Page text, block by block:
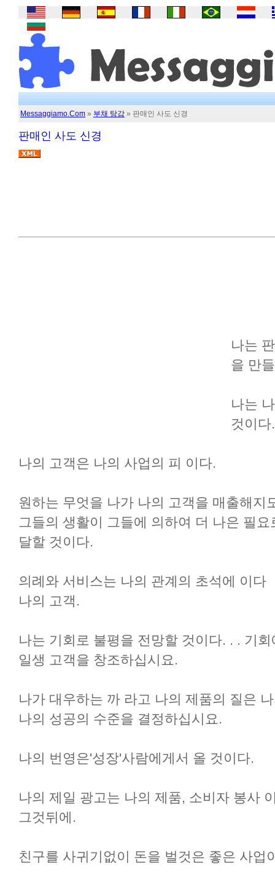
Messaggiamo.Com » 부채 탕감 » 판매인 사도 신경
판매인 사도 신경
나는
을 만
나는
것이
나의 고객은 나의 사업의 피 이다.
원하는 무엇을 나가 나의 고객을 매출해지
그들의 생활이 그들에 의하여 더 나은 필
달할 것이다.
의례와 서비스는 나의 관계의 초석에 이다
나의 고객.
나는 기회로 불평을 전망할 것이다. . . 기회
일생 고객을 창조하십시요.
나가 대우하는 까 라고 나의 제품의 질은
나의 성공의 수준을 결정하십시요.
나의 번영은'성장'사람에게서 올 것이다.
나의 제일 광고는 나의 제품, 소비자 봉사
그것뒤에.
친구를 사귀기없이 돈을 벌것은 좋은 사업